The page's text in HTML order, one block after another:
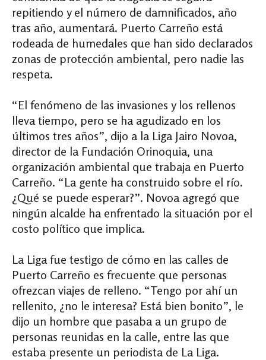
repitiendo y el número de damnificados, año
tras año, aumentará. Puerto Carreño está
rodeada de humedales que han sido declarados
zonas de protección ambiental, pero nadie las
respeta.
“El fenómeno de las invasiones y los rellenos
lleva tiempo, pero se ha agudizado en los
últimos tres años”, dijo a la Liga Jairo Novoa,
director de la Fundación Orinoquia, una
organización ambiental que trabaja en Puerto
Carreño. “La gente ha construido sobre el río.
¿Qué se puede esperar?”. Novoa agregó que
ningún alcalde ha enfrentado la situación por el
costo político que implica.
La Liga fue testigo de cómo en las calles de
Puerto Carreño es frecuente que personas
ofrezcan viajes de relleno. “Tengo por ahí un
rellenito, ¿no le interesa? Está bien bonito”, le
dijo un hombre que pasaba a un grupo de
personas reunidas en la calle, entre las que
estaba presente un periodista de La Liga.